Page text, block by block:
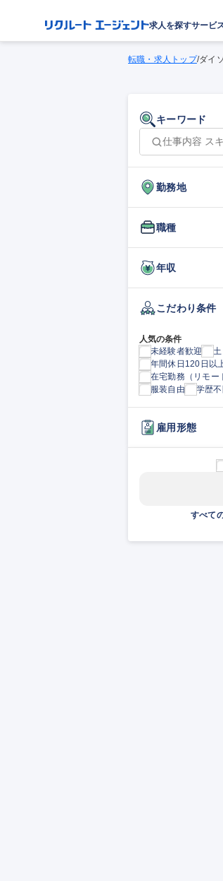
求人を探すサービ
転職・求人トップ/ダイ
キーワード
勤務地
職種
年収
こだわり条件
人気の条件
未経験者歓迎
年間休日120日以
在宅勤務（リモー
服装自由
学歴
雇用形態
すべて